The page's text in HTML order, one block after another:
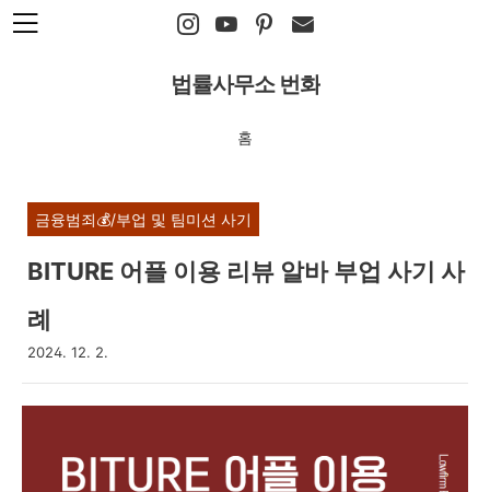
본문 바로가기
법률사무소 번화
홈
금융범죄💰/부업 및 팀미션 사기
BITURE 어플 이용 리뷰 알바 부업 사기 사
례
2024. 12. 2.